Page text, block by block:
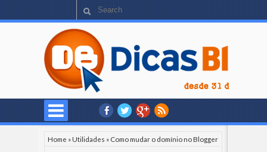
Home »Utilidades » Como mudar o domínio no Blogger